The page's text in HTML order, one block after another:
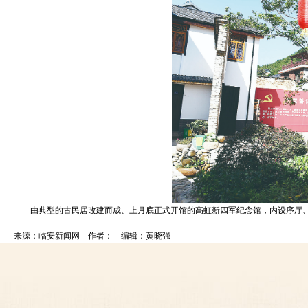
由典型的古民居改建而成、上月底正式开馆的高虹新四军纪念馆，内设序厅
来源：临安新闻网 作者： 编辑：黄晓强